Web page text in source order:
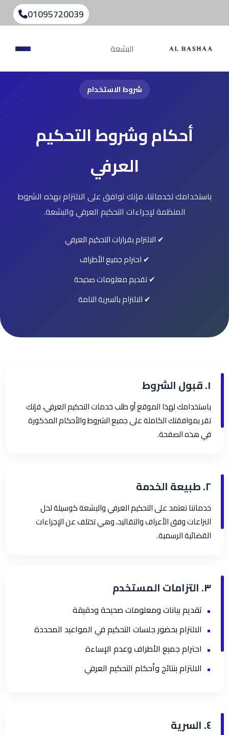
01095720039
البشعة
شروط الاستخدام
أحكام وشروط التحكيم
العرفي
باستخدامك لخدماتنا، فإنك توافق على الالتزام بهذه الشروط
المنظمة لإجراءات التحكيم العرفي والبشعة.
✔ الالتزام بقرارات التحكيم العرفي
✔ احترام جميع الأطراف
✔ تقديم معلومات صحيحة
✔ الالتزام بالسرية التامة
١. قبول الشروط
باستخدامك لهذا الموقع أو طلب خدمات التحكيم العرفي، فإنك
تقر بموافقتك الكاملة على جميع الشروط والأحكام المذكورة
في هذه الصفحة.
٢. طبيعة الخدمة
خدماتنا تعتمد على التحكيم العرفي والبشعة كوسيلة لحل
النزاعات وفق الأعراف والتقاليد، وهي تختلف عن الإجراءات
القضائية الرسمية.
٣. التزامات المستخدم
تقديم بيانات ومعلومات صحيحة ودقيقة
الالتزام بحضور جلسات التحكيم في المواعيد المحددة
احترام جميع الأطراف وعدم الإساءة
الالتزام بنتائج وأحكام التحكيم العرفي
٤. السرية